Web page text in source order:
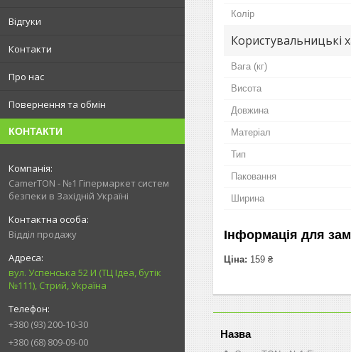
Відгуки
Контакти
Про нас
Повернення та обмін
КОНТАКТИ
CamerTON - №1 Гіпермаркет систем
безпеки в Західній Україні
Відділ продажу
вул. Успенська 52 И (ТЦ Ідеа, бутік
№111), Стрий, Україна
+380 (93) 200-10-30
+380 (68) 809-09-00
Колір
Користувальницькі
Вага (кг)
Висота
Довжина
Матеріал
Тип
Паковання
Ширина
Інформація для
Ціна: 159 ₴